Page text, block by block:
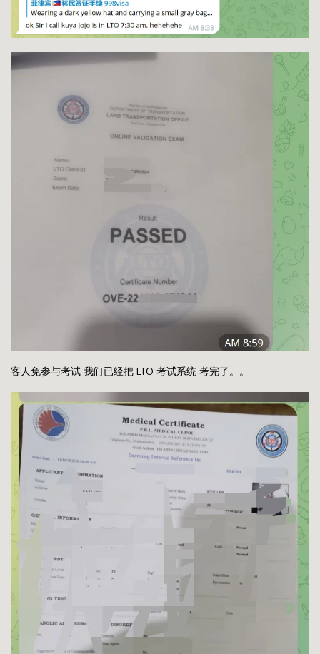
客人免参与考试 我们已经把 LTO 考试系统 考完了。。